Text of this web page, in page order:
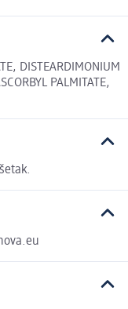
DISTEARDIMONIUM
PALMITATE,